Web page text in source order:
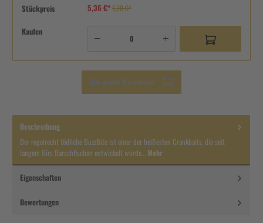
Stückpreis 5,36 €*6,70 €*
Kaufen
Alle in den Warenkorb
Beschreibung
Der regelrecht tödliche BuzzBite ist einer der heißesten Crankbaits, die seit
langem fürs Barschfischen entwickelt wurde… Mehr
Eigenschaften
Bewertungen